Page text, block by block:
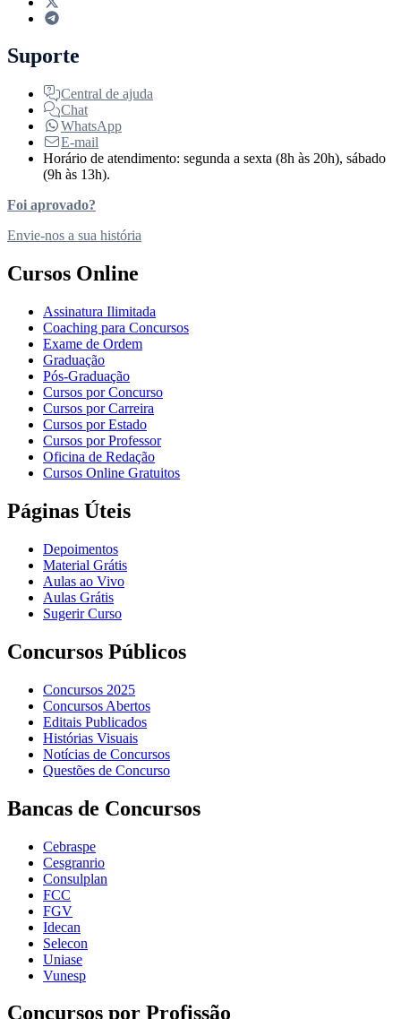
Suporte
Central de ajuda
Chat
WhatsApp
E-mail
Horário de atendimento: segunda a sexta (8h às 20h), sábado
(9h às 13h).
Foi aprovado?
Envie-nos a sua história
Cursos Online
Assinatura Ilimitada
Coaching para Concursos
Exame de Ordem
Graduação
Pós-Graduação
Cursos por Concurso
Cursos por Carreira
Cursos por Estado
Cursos por Professor
Oficina de Redação
Cursos Online Gratuitos
Páginas Úteis
Depoimentos
Material Grátis
Aulas ao Vivo
Aulas Grátis
Sugerir Curso
Concursos Públicos
Concursos 2025
Concursos Abertos
Editais Publicados
Histórias Visuais
Notícias de Concursos
Questões de Concurso
Bancas de Concursos
Cebraspe
Cesgranrio
Consulplan
FCC
FGV
Idecan
Selecon
Uniase
Vunesp
Concursos por Profissão